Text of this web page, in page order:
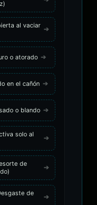
al vaciar
o atorado
en el cañón
o blando
solo al
de
de